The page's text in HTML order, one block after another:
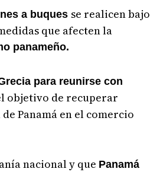
a buques se realicen bajo
que afecten la
panameño.
para reunirse con
objetivo de recuperar
Panamá en el comercio
nacional y que Panamá